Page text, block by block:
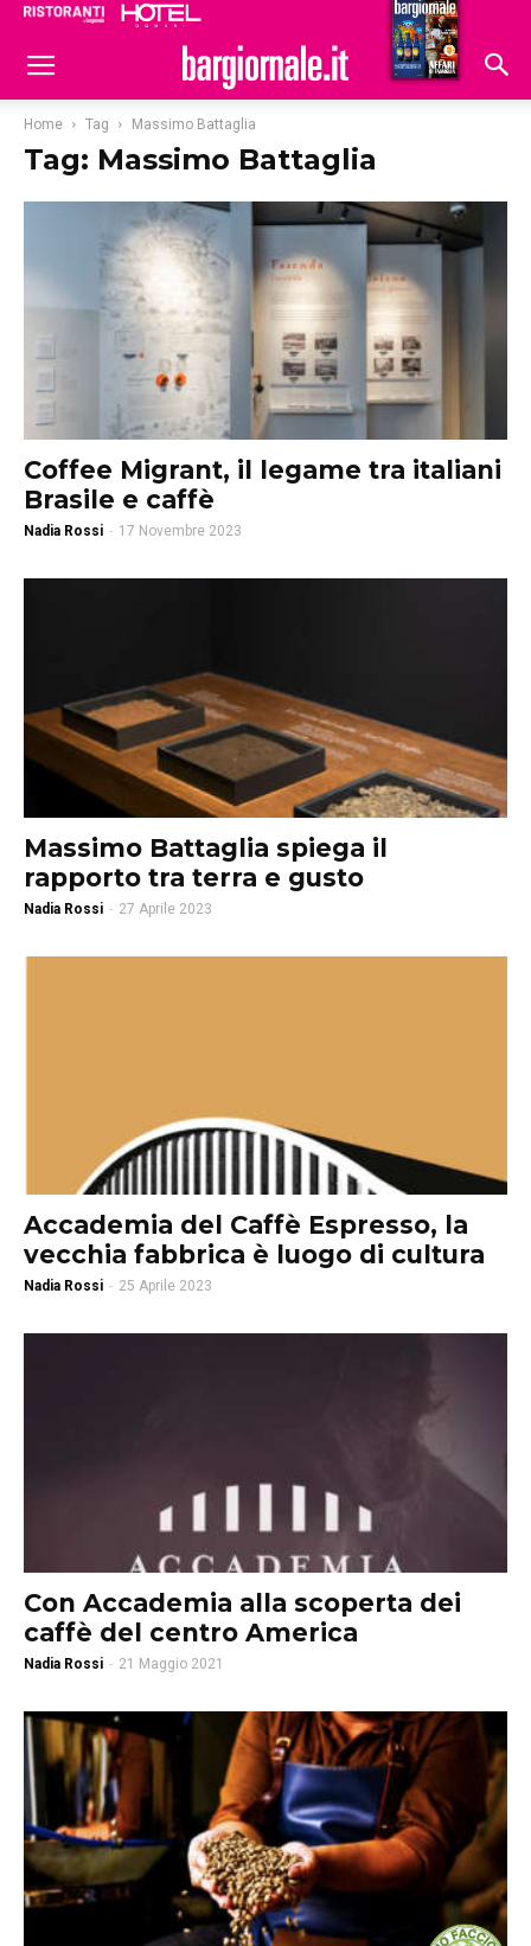
Hoteldomani
Home Tag Massimo Battaglia
Tag: Massimo Battaglia
Coffee Migrant, il legame tra italiani
Brasile e caffè
Nadia Rossi - 17 Novembre 2023
Massimo Battaglia spiega il
rapporto tra terra e gusto
Nadia Rossi - 27 Aprile 2023
Accademia del Caffè Espresso, la
vecchia fabbrica è luogo di cultura
Nadia Rossi - 25 Aprile 2023
Con Accademia alla scoperta dei
caffè del centro America
Nadia Rossi - 21 Maggio 2021